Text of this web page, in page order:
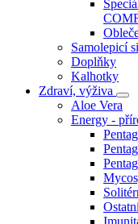
Samolepicí
Doplňky
Kalhotky
Zdraví, výživa
Aloe Vera
Energy -